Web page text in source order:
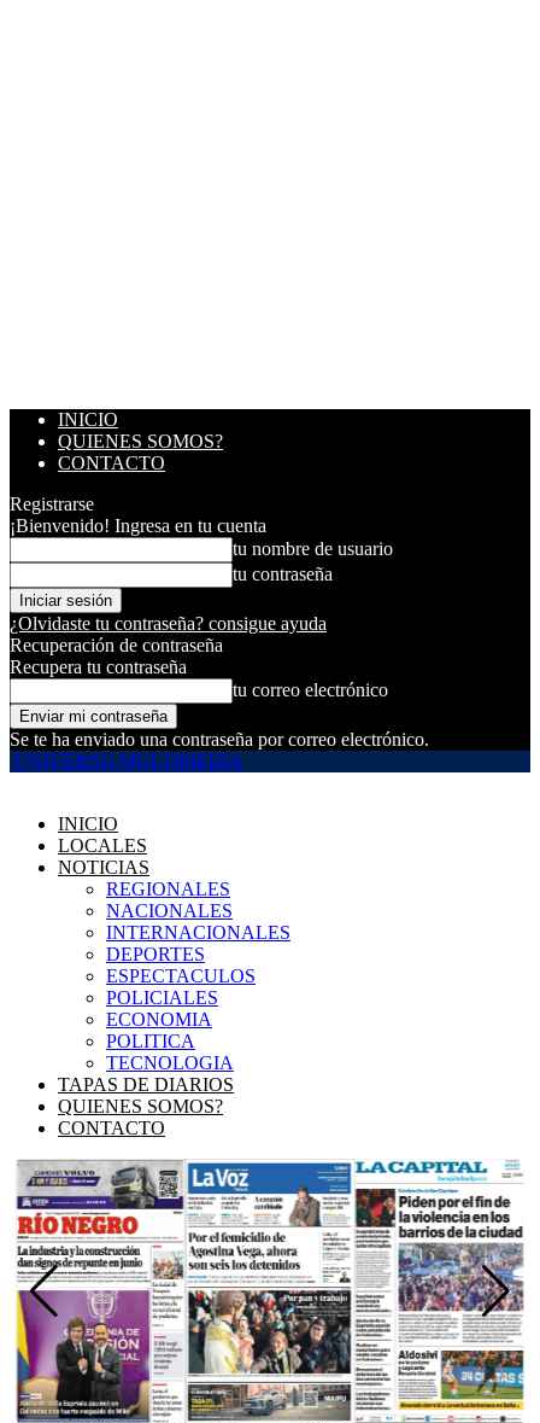
INICIO
QUIENES SOMOS?
CONTACTO
Registrarse
¡Bienvenido! Ingresa en tu cuenta
tu nombre de usuario
tu contraseña
¿Olvidaste tu contraseña? consigue ayuda
Recuperación de contraseña
Recupera tu contraseña
tu correo electrónico
Se te ha enviado una contraseña por correo electrónico.
UNIVERSO MULTIMEDIA
INICIO
LOCALES
NOTICIAS
REGIONALES
NACIONALES
INTERNACIONALES
DEPORTES
ESPECTACULOS
POLICIALES
ECONOMIA
POLITICA
TECNOLOGIA
TAPAS DE DIARIOS
QUIENES SOMOS?
CONTACTO